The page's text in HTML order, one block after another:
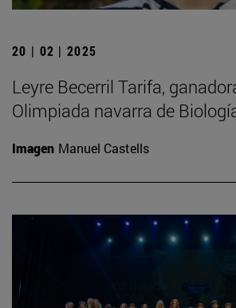
20 | 02 | 2025
Leyre Becerril Tarifa,
Olimpiada navarra de
Imagen Manuel Castells